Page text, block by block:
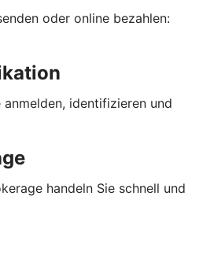
oder online bezahlen:
identifizieren und
handeln Sie schnell und